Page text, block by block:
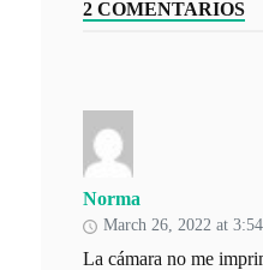
2 COMENTARIOS
Norma
March 26, 2022 at
La cámara no me